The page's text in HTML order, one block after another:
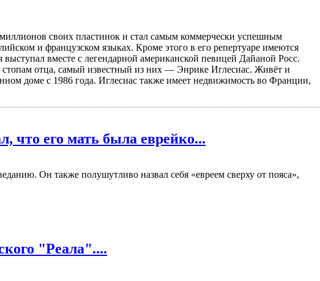
своих пластинок и стал самым коммерчески успешным
и французском языках. Кроме этого в его репертуаре имеются
вместе с легендарной американской певицей Дайаной Росс.
отца, самый известный из них — Энрике Иглесиас. Живёт и
доме с 1986 года. Иглесиас также имеет недвижимость во Франции,
что его мать была еврейко...
Он также полушутливо назвал себя «евреем сверху от пояса»,
"Реала"....